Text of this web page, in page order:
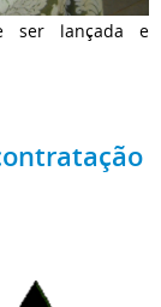
ser lançada e